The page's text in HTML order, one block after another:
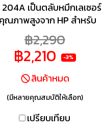
204A เป็นตลับหมึกเลเซอร์
ณภาพสูงจาก HP สำหรับ
เครื่องพิมพ์ HP Color
LaserJet Pro รุ่น M154 และ
M180 ซีรีส์ ใช้เทคโนโลยี
JetIntelligence ช่วยให้การ
มพ์คมชัด สีสด และประหยัด
พลังงาน โดยรุ่นสีดำพิมพ์ได้
พิมพ์ได้ประมาณ 900 หน้า
฿2,290
฿2,210 -3%
สินค้าหมด
(มีหลายคุณสมบัติให้เลือก)
เปรียบเทียบ